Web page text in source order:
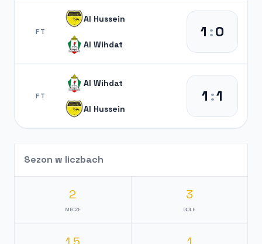
FT
Al Hussein
Al Wihdat
1 :0
FT
Al Wihdat
Al Hussein
1 :1
Sezon w liczbach
2
MECZE
3
GOLE